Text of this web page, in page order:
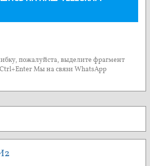
пожалуйста, выделите фрагмент
Мы на связи WhatsApp